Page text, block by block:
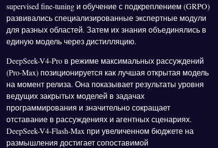
supervised fine-tuning и обучение с подкреплением (GRPO)
развивались специализированные экспертные модули
для разных областей. Затем их знания объединялись в
единую модель через дистилляцию.
DeepSeek-V4-Pro в режиме максимальных рассуждений
(Pro-Max) позиционируется как лучшая открытая модель
на момент релиза. Она показывает результаты уровня
ведущих закрытых моделей в задачах
программирования и значительно сокращает
отставание в рассуждениях и агентных сценариях.
DeepSeek-V4-Flash-Max при увеличенном бюджете на
размышления достигает сопоставимой